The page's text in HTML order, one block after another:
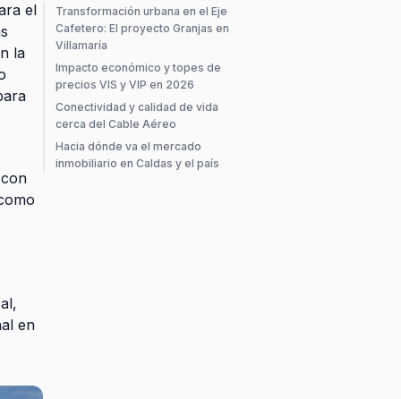
el
la
en
Transformación urbana en el Eje
Cafetero: El proyecto Granjas en
Villamaría
Impacto económico y topes de
precios VIS y VIP en 2026
Conectividad y calidad de vida
cerca del Cable Aéreo
Hacia dónde va el mercado
inmobiliario en Caldas y el país